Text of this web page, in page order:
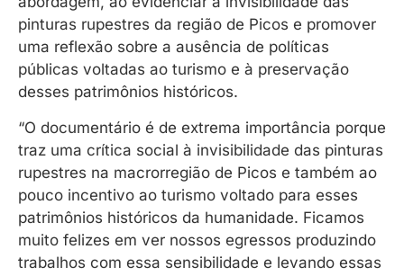
pinturas rupestres da região de Picos e promover
uma reflexão sobre a ausência de políticas
públicas voltadas ao turismo e à preservação
desses patrimônios históricos.
“O documentário é de extrema importância porque
traz uma crítica social à invisibilidade das pinturas
rupestres na macrorregião de Picos e também ao
pouco incentivo ao turismo voltado para esses
patrimônios históricos da humanidade. Ficamos
muito felizes em ver nossos egressos produzindo
trabalhos com essa sensibilidade e levando essas